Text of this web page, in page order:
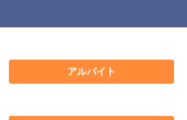
アルバイト